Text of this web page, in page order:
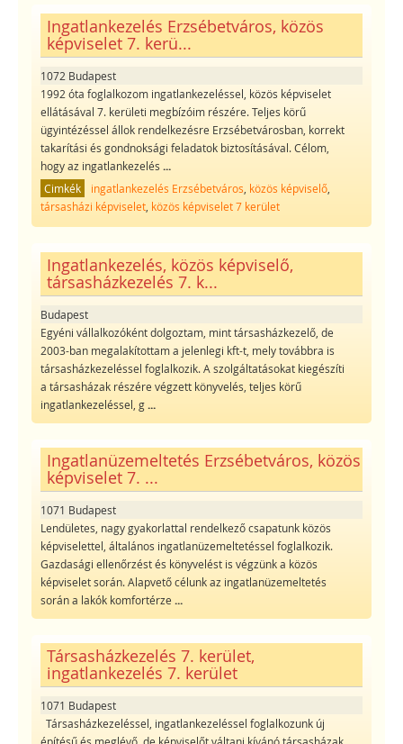
Ingatlankezelés Erzsébetváros, közös
képviselet 7. kerü...
1072 Budapest
1992 óta foglalkozom ingatlankezeléssel, közös képviselet
ellátásával 7. kerületi megbízóim részére. Teljes körű
ügyintézéssel állok rendelkezésre Erzsébetvárosban, korrekt
takarítási és gondnoksági feladatok biztosításával. Célom,
hogy az ingatlankezelés ...
Cimkék ingatlankezelés Erzsébetváros közös képviselő,
társasházi képviselet, közös képviselet 7 kerület
Ingatlankezelés, közös képviselő,
társasházkezelés 7. k...
Budapest
Egyéni vállalkozóként dolgoztam, mint társasházkezelő, de
2003-ban megalakítottam a jelenlegi kft-t, mely továbbra is
társasházkezeléssel foglalkozik. A szolgáltatásokat kiegészíti
a társasházak részére végzett könyvelés, teljes körű
ingatlankezeléssel, g...
Ingatlanüzemeltetés Erzsébetváros, közös
képviselet 7. ...
1071 Budapest
Lendületes, nagy gyakorlattal rendelkező csapatunk közös
képviselettel, általános ingatlanüzemeltetéssel foglalkozik.
Gazdasági ellenőrzést és könyvelést is végzünk a közös
képviselet során. Alapvető célunk az ingatlanüzemeltetés
során a lakók komfortérze ...
Társasházkezelés 7. kerület,
ingatlankezelés 7. kerület
1071 Budapest
Társasházkezeléssel, ingatlankezeléssel foglalkozunk új